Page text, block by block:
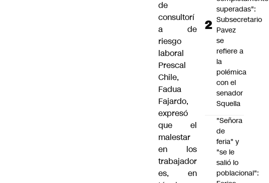
de
consultorí
a de
riesgo
laboral
Prescal
Chile,
Fadua
Fajardo,
expresó
que el
malestar
en los
trabajador
es, en
superadas":
Subsecretario
Pavez
se
refiere a
la
polémica
con el
senador
Squella
"Señora
de
feria" y
"se le
salió lo
poblacional":